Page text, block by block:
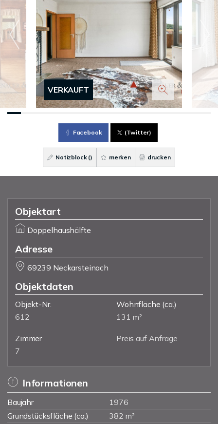
VERKAUFT
Facebook (Twitter)
Notizblock () merken drucken
Objektart
Doppelhaushälfte
Adresse
69239 Neckarsteinach
Objektdaten
Objekt-Nr.
612
Wohnfläche (ca.)
131 m²
Zimmer
7
Preis auf Anfrage
Informationen
Baujahr
1976
Grundstücksfläche (ca.)
382 m²